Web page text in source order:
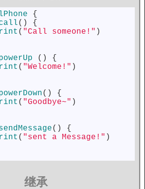
{
( )
{
( "Call someone!" )
( )
{
( "Welcome!" )
( )
{
( "Goodbye~" )
( )
{
( "sent a Message!" )
继承